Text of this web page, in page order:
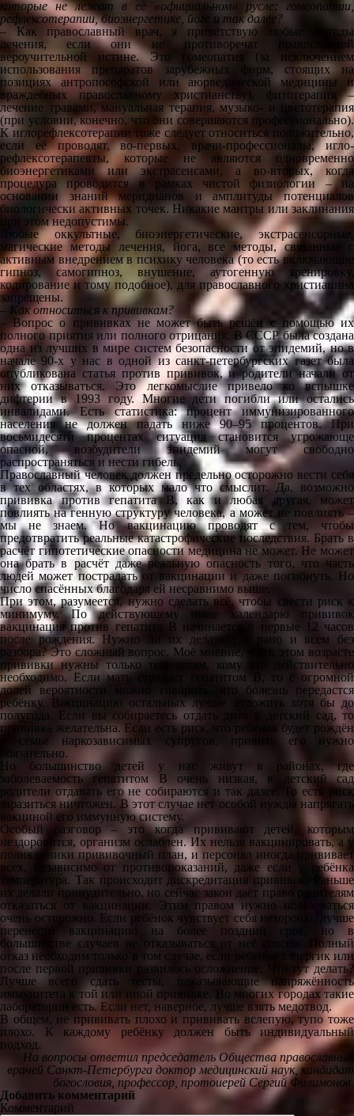
которые не лежат в её «официальном» русле: гомеопатии,
рефлексотерапии, биоэнергетике, йоге и так далее?
– Как православный врач, я приветствую любые методы
лечения, если они не противоречат православной
вероучительной истине. Это гомеопатия (за исключением
использования препаратов зарубежных фирм, стоящих на
позициях антропософской или аюрведической медицины и
враждебных православному христианству), фитотерапия –
лечение травами, мануальная терапия, музыко- и цветотерапия
(при условии, конечно, что они совершаются профессионально).
К иглорефлексотерапии тоже следует относиться положительно,
если её проводят, во-первых, врачи-профессионалы, игло-
рефлексотерапевты, которые не являются одновременно
биоэнергетиками или экстрасенсами, а во-вторых, когда
процедура проводится в рамках чистой физиологии – на
основании знаний меридианов и амплитуды потенциалов
биологически активных точек. Никакие мантры или заклинания
при этом недопустимы.
Любые оккультные, биоэнергетические, экстрасенсорные,
магические методы лечения, йога, все методы, связанные с
активным внедрением в психику человека (то есть включающие
гипноз, самогипноз, внушение, аутогенную тренировку,
кодирование и тому подобное), для православного христианина
запрещены.
– Как относиться к прививкам?
– Вопрос о прививках не может быть решён с помощью их
полного приятия или полного отрицания. В СССР была создана
одна из лучших в мире систем безопасности от эпидемий, но в
начале 90-х у нас в одной из санкт-петербургских газет была
опубликована статья против прививок, и родители начали от
них отказываться. Это легкомыслие привело ко вспышке
дифтерии в 1993 году. Многие дети погибли или остались
инвалидами. Есть статистика: процент иммунизированного
населения не должен падать ниже 90–95 процентов. При
восьмидесяти процентах ситуация становится угрожающе
опасной, возбудители эпидемий могут свободно
распространяться и нести гибель.
Православный человек должен предельно осторожно вести себя
в тех областях, в которых мало что смыслит. Да, возможно
прививка против гепатита B, как и любая другая, может
повлиять на генную структуру человека, а может не повлиять –
мы не знаем. Но вакцинацию проводят с тем, чтобы
предотвратить реальные катастрофические последствия. Брать в
расчёт гипотетические опасности медицина не может. Не может
она брать в расчёт даже реальную опасность того, что часть
людей может пострадать от вакцинации и даже погибнуть. Но
число спасённых благодаря ей несравнимо выше.
При этом, разумеется, нужно сделать всё, чтобы свести риск к
минимуму. По действующему ныне календарю прививок
вакцинация против гепатита B начинается в первые 12 часов
после рождения. Нужно ли их делать так рано и всем без
разбора? Это сложный вопрос. Моё мнение, что в этом возрасте
прививки нужны только тем детям, кому это действительно
необходимо. Если мать страдает гепатитом B, то с огромной
долей вероятности можно говорить, что болезнь передастся
ребёнку. Вакцинацию остальных лучше отложить хотя бы до
полугода. Если вы собираетесь отдать дитя в детский сад, то
прививка желательна. Если есть риск, что ребёнок будет рождён
в семье наркозависимых супругов, привить его нужно
обязательно.
Но большинство детей у нас живут в районах, где
заболеваемость гепатитом B очень низкая, в детский сад
родители отдавать его не собираются и так далее. То есть риск
заразиться ничтожен. В этот случае нет особой нужды напрягать
вакциной его иммунную систему.
Особый разговор – это когда прививают детей, которым
нездоровится, организм ослаблен. Их нельзя вакцинировать, а у
поликлиники прививочный план, и персонал иногда прививает
всех, независимо от противопоказаний, даже если у ребёнка
температура. Так происходит дискредитация прививок. Раньше
их делали принудительно, но сейчас закон даёт право родителям
отказаться от вакцинации. Этим правом нужно пользоваться
очень осторожно. Если ребёнок чувствует себя нехорошо, лучше
перенести вакцинацию на более поздний срок, но в
большинстве случаев не отказываться от неё совсем. Полный
отказ необходим только в том случае, если ребёнок аллергик или
после первой прививки развилось осложнение. Что тут делать?
Лучше всего сдать тесты, показывающие напряжённость
иммунитета к той или иной прививке. Во многих городах такие
лаборатории есть. Если нет, наверное, лучше взять медотвод.
В общем, не прививать плохо и прививать вслепую, тупо тоже
плохо. К каждому ребёнку должен быть индивидуальный
подход.
На вопросы ответил председатель Общества православных
врачей Санкт-Петербурга доктор медицинский наук, кандидат
богословия, профессор, протоиерей Сергий Филимонов.
Добавить комментарий
Комментарий